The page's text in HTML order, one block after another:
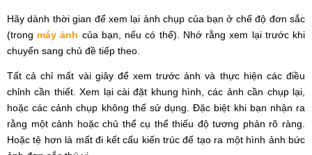
Hãy dành thời gian để xem lại ảnh chụp của bạn ở chế độ đơn sắc
(trong máy ảnh của bạn, nếu có thể). Nhớ rằng xem lại trước khi
chuyển sang chủ đề tiếp theo.
Tất cả chỉ mất vài giây để xem trước ảnh và thực hiện các điều
chỉnh cần thiết. Xem lại cài đặt khung hình, các ảnh cần chụp lại,
hoặc các cảnh chụp không thể sử dụng. Đặc biệt khi bạn nhận ra
rằng một cảnh hoặc chủ thể cụ thể thiếu độ tương phản rõ ràng.
Hoặc tệ hơn là mất đi kết cấu kiến trúc để tạo ra một hình ảnh bức